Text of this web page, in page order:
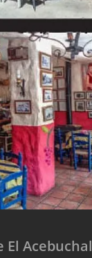
Acebuchal